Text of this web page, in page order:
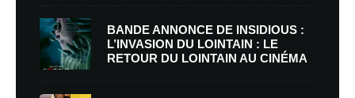
BANDE ANNONCE DE INSIDIOUS :
L’INVASION DU LOINTAIN : LE
RETOUR DU LOINTAIN AU CINÉMA